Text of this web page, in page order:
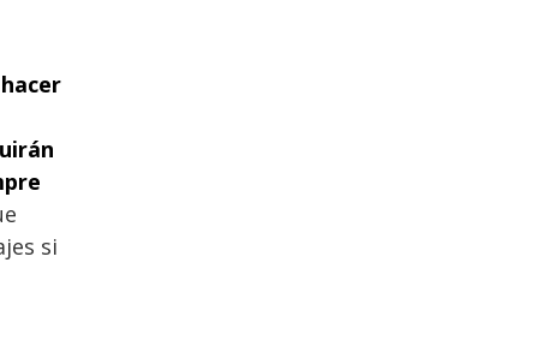
si